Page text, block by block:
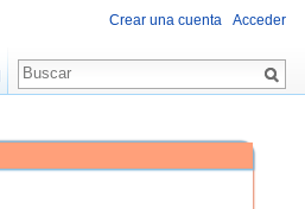
Crear una cuenta Acceder